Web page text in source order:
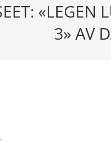
«LEGEN
3» AV